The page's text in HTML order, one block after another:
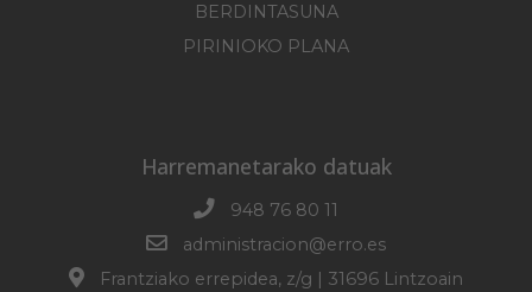
BERDINTASUNA
PIRINIOKO PLANA
Harremanetarako datuak
948 76 80 11
administracion@erro.es
Frantziako errepidea, z/g | 31696 Lintzoain